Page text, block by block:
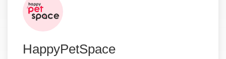
HappyPetSpace